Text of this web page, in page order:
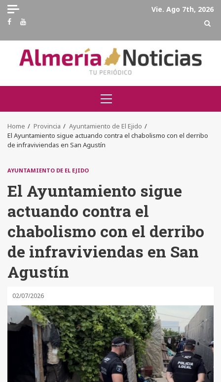
Skip
content
Vie. Ago 7th, 2026
Facebook
Youtube
Primary
Menu
Home Provincia
Ayuntamiento de El Ejido
El Ayuntamiento sigue actuando contra el chabolismo con el derribo
de infraviviendas en San Agustín
AYUNTAMIENTO DE EL EJIDO
El Ayuntamiento sigue
actuando contra el
chabolismo con el derribo
de infraviviendas en San
Agustín
02/07/2026